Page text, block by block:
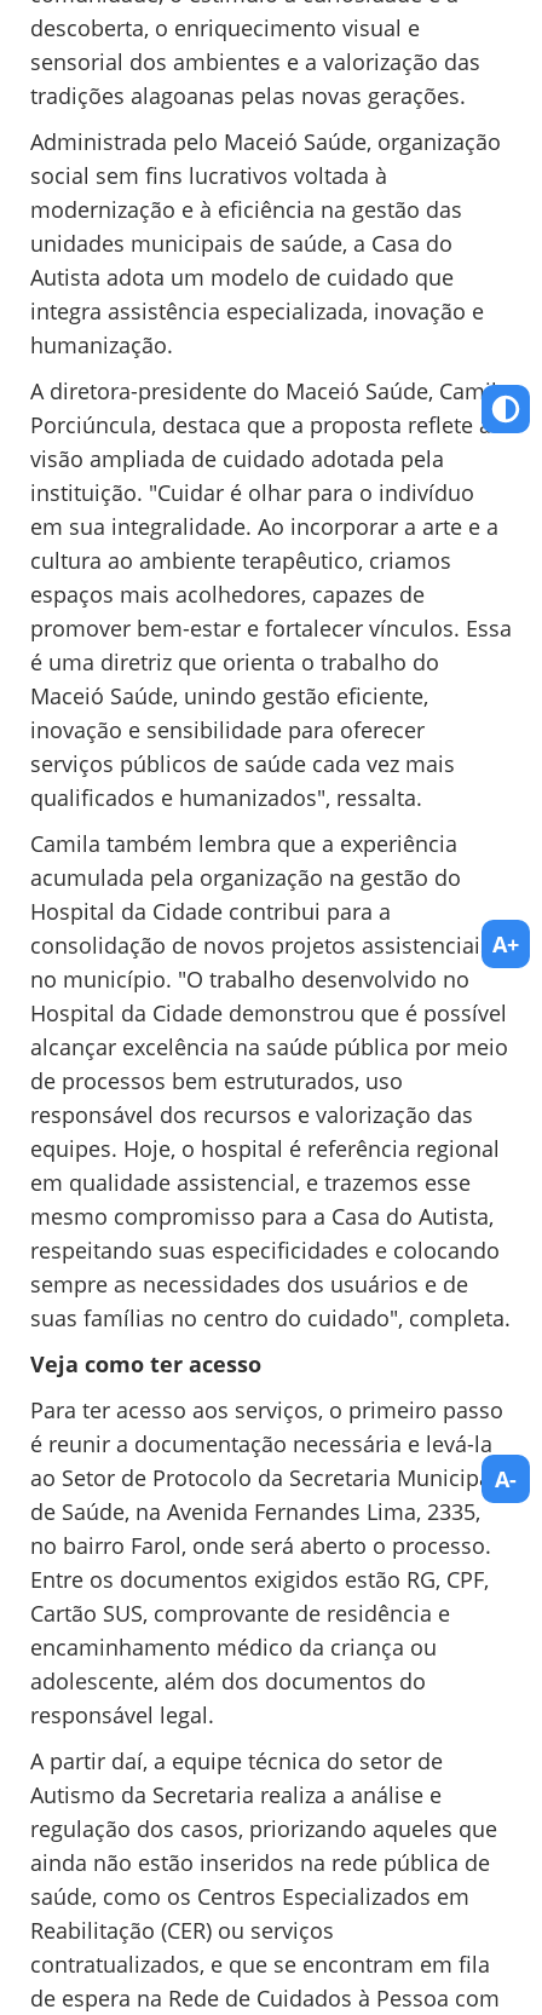
descoberta, o enriquecimento visual e
sensorial dos ambientes e a valorização das
tradições alagoanas pelas novas gerações.
Administrada pelo Maceió Saúde, organização
social sem fins lucrativos voltada à
modernização e à eficiência na gestão das
unidades municipais de saúde, a Casa do
Autista adota um modelo de cuidado que
integra assistência especializada, inovação e
humanização.
A diretora-presidente do Maceió Saúde, Camila
Porciúncula, destaca que a proposta reflete a
visão ampliada de cuidado adotada pela
instituição. "Cuidar é olhar para o indivíduo
em sua integralidade. Ao incorporar a arte e a
cultura ao ambiente terapêutico, criamos
espaços mais acolhedores, capazes de
promover bem-estar e fortalecer vínculos. Essa
é uma diretriz que orienta o trabalho do
Maceió Saúde, unindo gestão eficiente,
inovação e sensibilidade para oferecer
serviços públicos de saúde cada vez mais
qualificados e humanizados", ressalta.
Camila também lembra que a experiência
acumulada pela organização na gestão do
Hospital da Cidade contribui para a
consolidação de novos projetos assistenciais
no município. "O trabalho desenvolvido no
Hospital da Cidade demonstrou que é possível
alcançar excelência na saúde pública por meio
de processos bem estruturados, uso
responsável dos recursos e valorização das
equipes. Hoje, o hospital é referência regional
em qualidade assistencial, e trazemos esse
mesmo compromisso para a Casa do Autista,
respeitando suas especificidades e colocando
sempre as necessidades dos usuários e de
suas famílias no centro do cuidado", completa.
Veja como ter acesso
Para ter acesso aos serviços, o primeiro passo
é reunir a documentação necessária e levá-la
ao Setor de Protocolo da Secretaria Municipal
de Saúde, na Avenida Fernandes Lima, 2335,
no bairro Farol, onde será aberto o processo.
Entre os documentos exigidos estão RG, CPF,
Cartão SUS, comprovante de residência e
encaminhamento médico da criança ou
adolescente, além dos documentos do
responsável legal.
A partir daí, a equipe técnica do setor de
Autismo da Secretaria realiza a análise e
regulação dos casos, priorizando aqueles que
ainda não estão inseridos na rede pública de
saúde, como os Centros Especializados em
Reabilitação (CER) ou serviços
contratualizados, e que se encontram em fila
de espera na Rede de Cuidados à Pessoa com
A+
A-